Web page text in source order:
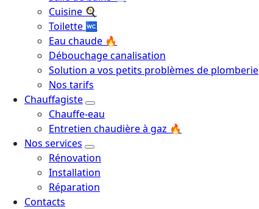
Cuisine 🍳
Toilette 🚾
Eau chaude 🔥
Débouchage canalisation
Solution a vos petits problèmes de plomberie
Nos tarifs
Chauffagiste
Chauffe-eau
Entretien chaudière à gaz 🔥
Nos services
Rénovation
Installation
Réparation
Contacts